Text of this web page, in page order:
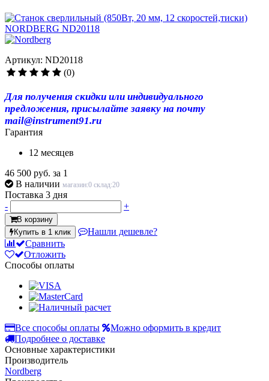
Артикул: ND20118
(0)
Для получения скидки или индивидуального
предложения, присылайте заявку на почту
mail@instrument91.ru
Гарантия
12 месяцев
46 500 руб. за 1
В наличии магазин:0 склад:20
Поставка 3 дня
-
+
В корзину
Купить в 1 клик
Нашли дешевле?
Сравнить
Отложить
Способы оплаты
Все способы оплаты
Можно оформить в кредит
Подробнее о доставке
Основные характеристики
Производитель
Nordberg